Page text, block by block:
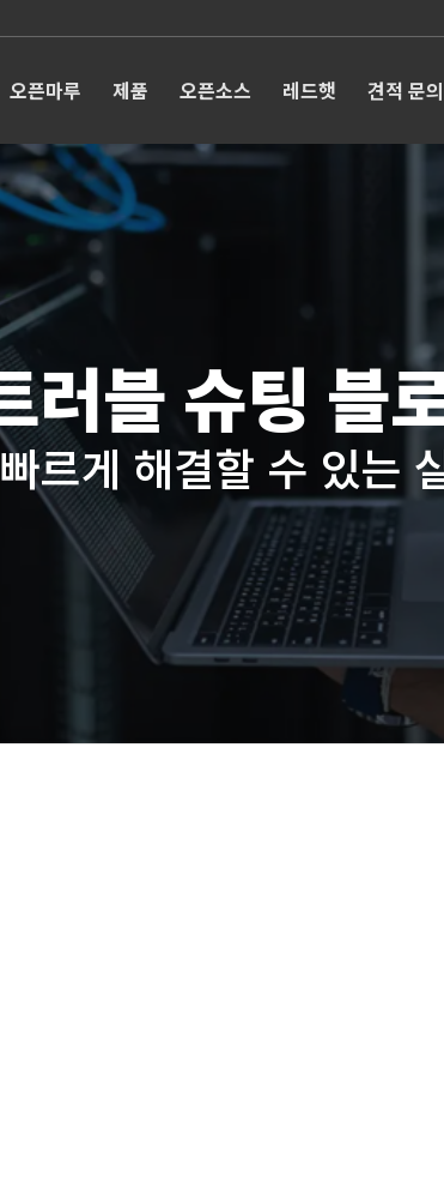
오픈마루 제품 오픈소스 레드햇 견적 문의
러블 슈팅 블
르게 해결할 수 있는